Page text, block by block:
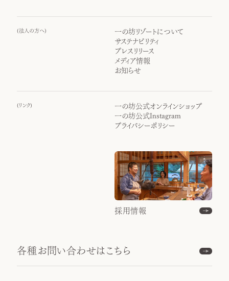
(法人の方へ)
一の坊リゾートについて
サステナビリティ
プレスリリース
メディア情報
お知らせ
( リンク)
一の坊公式オンラインショップ
一の坊公式Instagram
プライバシーポリシー
採用情報
各種お問い合わせはこちら